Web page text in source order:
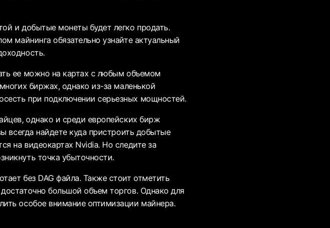
и добытые монеты будет легко продать.
майнинга обязательно узнайте актуальный
ее можно на картах с любым объемом
биржах, однако из-за маленькой
при подключении серьезных мощностей.
однако и среди европейских бирж
всегда найдете куда пристроить добытые
на видеокартах Nvidia. Но следите за
точка убыточности.
без DAG файла. Также стоит отметить
большой объем торгов. Однако для
особое внимание оптимизации майнера.